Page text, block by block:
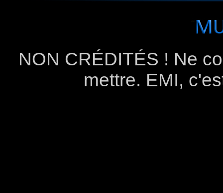
NON CRÉDITÉS ! Ne
mettre. EMI,